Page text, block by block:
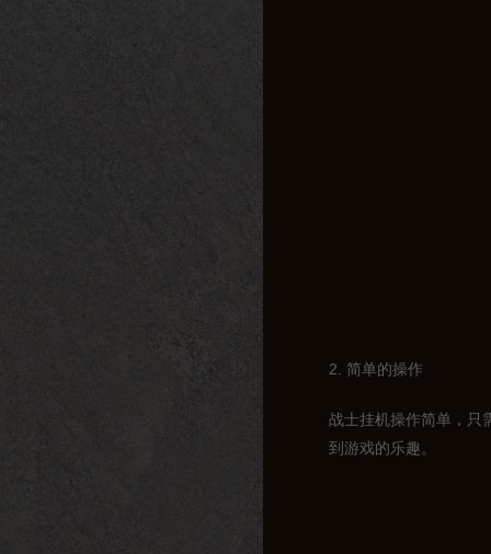
2. 简单的操作
战士挂机操作简单，只
到游戏的乐趣。